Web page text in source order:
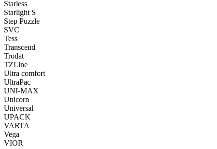
Starless
Starlight S
Step Puzzle
SVC
Tess
Transcend
Trodat
TZLine
Ultra comfort
UltraPac
UNI-MAX
Unicorn
Universal
UPACK
VARTA
Vega
VIOR